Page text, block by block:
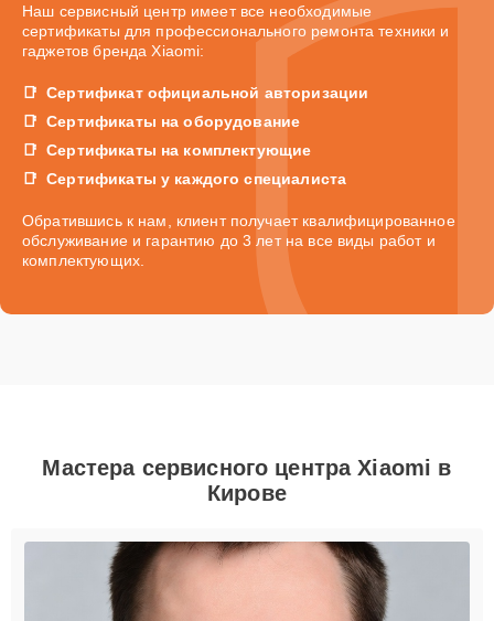
Наш сервисный центр имеет все необходимые
сертификаты для профессионального ремонта техники и
гаджетов бренда Xiaomi:
Сертификат официальной авторизации
Сертификаты на оборудование
Сертификаты на комплектующие
Сертификаты у каждого специалиста
Обратившись к нам, клиент получает квалифицированное
обслуживание и гарантию до 3 лет на все виды работ и
комплектующих.
Мастера сервисного центра Xiaomi в
Кирове